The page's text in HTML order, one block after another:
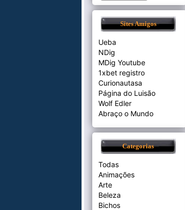
Sites Amigos
Ueba
NDig
MDig Youtube
1xbet registro
Curionautasa
Página do Luisão
Wolf Edler
Abraço o Mundo
Categorias
Todas
Animações
Arte
Beleza
Bichos